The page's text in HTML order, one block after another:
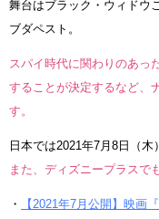
舞台はブラック・ウィドウ
ブダペスト。
スパイ時代に関わりのあっ
することが決定するなど、
す。
日本では2021年7月8日（木
また、ディズニープラスで
・
【2021年7月公開】映画